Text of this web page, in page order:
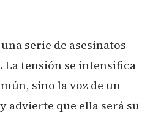
serie de asesinatos
La tensión se intensifica
sino la voz de un
advierte que ella será su